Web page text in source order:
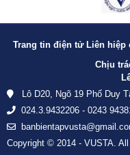
Trang tin điện tử Liên hiệp
Chịu
Lô D20, Ngõ 19 Phố Duy
024.3.9432206 - 0243
Copyright © 2014 - VUSTA.